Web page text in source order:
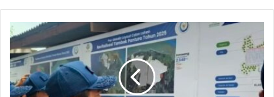
2.548
Hektare
Tambak
tak
Terurus
akan